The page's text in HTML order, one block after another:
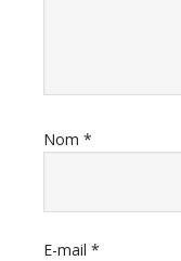
Nom *
E-mail *